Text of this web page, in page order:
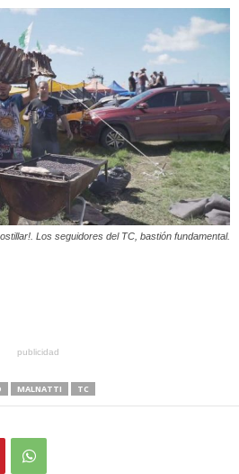
Los seguidores del TC, bastión fundamental.
publicidad
MALNATTI TC